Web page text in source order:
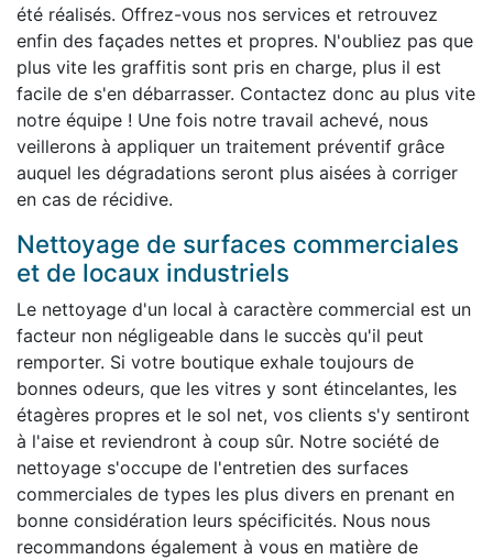
été réalisés. Offrez-vous nos services et retrouvez
enfin des façades nettes et propres. N'oubliez pas que
plus vite les graffitis sont pris en charge, plus il est
facile de s'en débarrasser. Contactez donc au plus vite
notre équipe ! Une fois notre travail achevé, nous
veillerons à appliquer un traitement préventif grâce
auquel les dégradations seront plus aisées à corriger
en cas de récidive.
Nettoyage de surfaces commerciales
et de locaux industriels
Le nettoyage d'un local à caractère commercial est un
facteur non négligeable dans le succès qu'il peut
remporter. Si votre boutique exhale toujours de
bonnes odeurs, que les vitres y sont étincelantes, les
étagères propres et le sol net, vos clients s'y sentiront
à l'aise et reviendront à coup sûr. Notre société de
nettoyage s'occupe de l'entretien des surfaces
commerciales de types les plus divers en prenant en
bonne considération leurs spécificités. Nous nous
recommandons également à vous en matière de